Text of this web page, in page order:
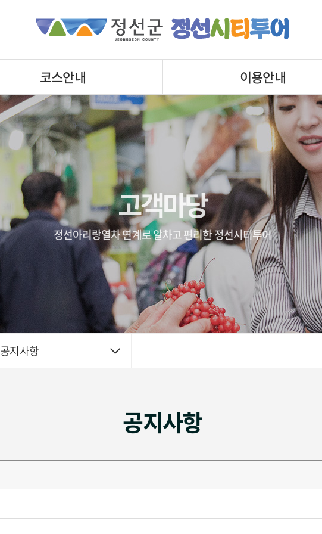
코스안내 이용안내
고객마당
정선아리랑열차 연계로 알차고 편리한 정선시티투어
공지사항
공지사항